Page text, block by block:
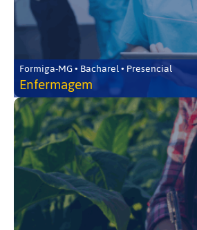
Formiga-MG • Bacharel • Presencial
Enfermagem